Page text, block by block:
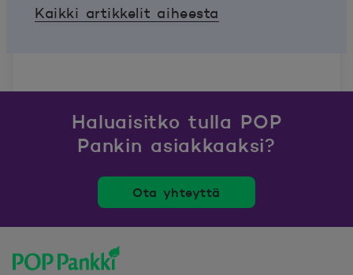
Kaikki artikkelit aiheesta
Haluaisitko tulla POP
Pankin asiakkaaksi?
Ota yhteyttä